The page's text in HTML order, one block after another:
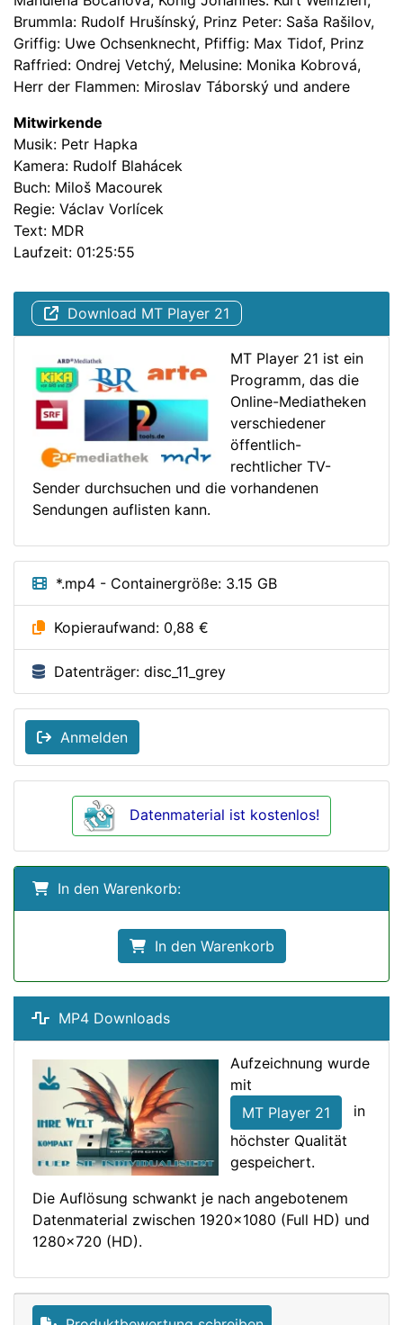
Brummla: Rudolf Hrušínský, Prinz Peter: Saša Rašilov,
Griffig: Uwe Ochsenknecht, Pfiffig: Max Tidof, Prinz
Raffried: Ondrej Vetchý, Melusine: Monika Kobrová,
Herr der Flammen: Miroslav Táborský und andere
Mitwirkende
Musik: Petr Hapka
Kamera: Rudolf Blahácek
Buch: Miloš Macourek
Regie: Václav Vorlícek
Text: MDR
Laufzeit: 01:25:55
Download MT Player 21
MT Player 21 ist ein
Programm, das die
Online-Mediatheken
verschiedener
öffentlich-
rechtlicher TV-
Sender durchsuchen und die vorhandenen
Sendungen auflisten kann.
*.mp4 - Containergröße: 3.15 GB
Kopieraufwand: 0,88 €
Datenträger: disc_11_grey
Anmelden
Datenmaterial ist kostenlos!
In den Warenkorb:
In den Warenkorb
MP4 Downloads
Aufzeichnung wurde
mit
MT Player 21
in
höchster Qualität
gespeichert.
Die Auflösung schwankt je nach angebotenem
Datenmaterial zwischen 1920x1080 (Full HD) und
1280x720 (HD).